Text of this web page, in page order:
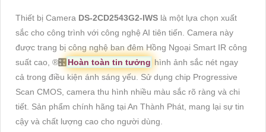
Thiết bị Camera DS-2CD2543G2-IWS là một lựa chọn xuất
sắc cho công trình với công nghệ AI tiên tiến. Camera này
được trang bị công nghệ ban đêm Hồng Ngoại Smart IR công
suất cao, ®️🎛Hoàn toàn tin tưởng hình ảnh sắc nét ngay
cả trong điều kiện ánh sáng yếu. Sử dụng chip Progressive
Scan CMOS, camera thu hình nhiều màu sắc rõ ràng và chi
tiết. Sản phẩm chính hãng tại An Thành Phát, mang lại sự tin
cậy và chất lượng cao cho người dùng.